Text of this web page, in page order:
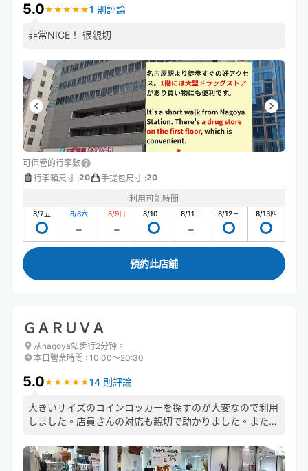
5.0★ ★ ★ ★ ★
★ ★ ★ ★ ★1 則評論
非常NICE！ 很親切
可保管的行李數
行李箱尺寸 :20 手提包尺寸 :20
利用可能時間
8/7五 8/8六 8/9日 8/10一 8/11二 8/12三 8/13四
預約此店舖
ＧＡＲＵＶＡ
从nagoya站步行2分钟。
本日營業時間 : 10:00〜20:30
5.0★ ★ ★ ★ ★
★ ★ ★ ★ ★14 則評論
大きいサイズのコインロッカーを探すのが大変なので利用
しました。店員さんの対応も親切で助かりました。また利